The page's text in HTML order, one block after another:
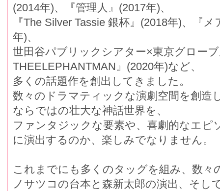
(2014年)、『管理人』(2017年)、
『The Silver Tassie 銀杯』(2018年)、『
年)、
世田谷パブリックシアター×東京グロー
THEELEPHANTMAN』(2020年)など、
多くの話題作を創出してきました。
数々のドラマティックな演劇空間を創造
ならではの壮大な神話世界を、
ファンタジックな要素や、喜劇的なエピ
に演出するのか、楽しみでなりません。
これまでにも多くのタッグを組み、数々
ノサツコの台本と森新太郎の演出、そし